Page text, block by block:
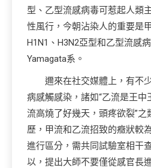
型、乙型流感病毒可惹起人類
性風行，今朝沾染人的重要是
H1N1、H3N2亞型和乙型流感
Yamagata系。
邇來在社交媒體上，有不
病感觸感染，諸如“乙流是王中
流高燒了好幾天，頭疼欲裂”
歷，甲流和乙流招致的癥狀較
進行區分，需共同試驗室相干
以，提出大師不要僅從感官長